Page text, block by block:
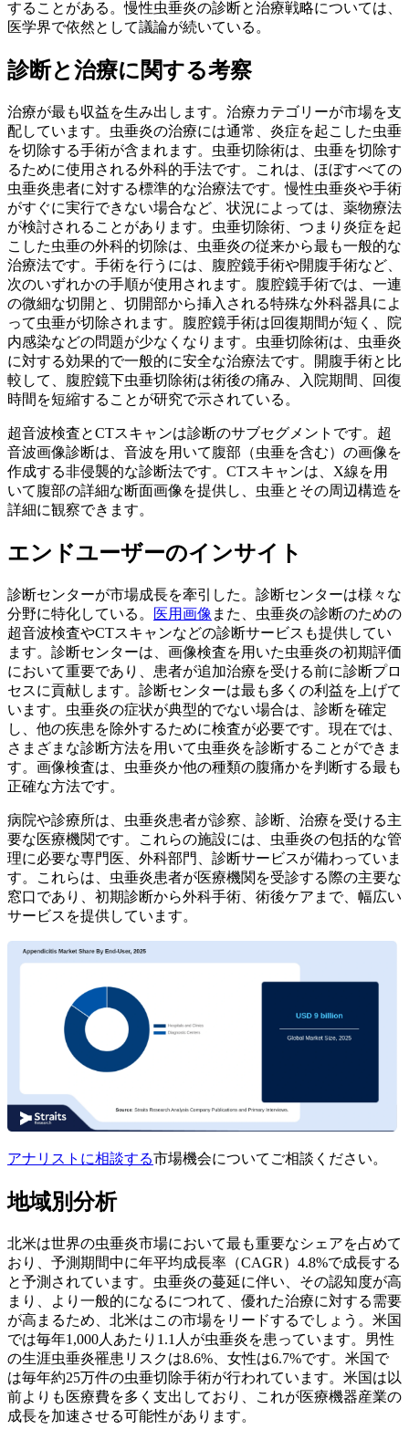
することがある。慢性虫垂炎の診断と治療戦略については、
医学界で依然として議論が続いている。
診断と治療に関する考察
治療が最も収益を生み出します。治療カテゴリーが市場を支
配しています。虫垂炎の治療には通常、炎症を起こした虫垂
を切除する手術が含まれます。虫垂切除術は、虫垂を切除す
るために使用される外科的手法です。これは、ほぼすべての
虫垂炎患者に対する標準的な治療法です。慢性虫垂炎や手術
がすぐに実行できない場合など、状況によっては、薬物療法
が検討されることがあります。虫垂切除術、つまり炎症を起
こした虫垂の外科的切除は、虫垂炎の従来から最も一般的な
治療法です。手術を行うには、腹腔鏡手術や開腹手術など、
次のいずれかの手順が使用されます。腹腔鏡手術では、一連
の微細な切開と、切開部から挿入される特殊な外科器具によ
って虫垂が切除されます。腹腔鏡手術は回復期間が短く、院
内感染などの問題が少なくなります。虫垂切除術は、虫垂炎
に対する効果的で一般的に安全な治療法です。開腹手術と比
較して、腹腔鏡下虫垂切除術は術後の痛み、入院期間、回復
時間を短縮することが研究で示されている。
超音波検査とCTスキャンは診断のサブセグメントです。超
音波画像診断は、音波を用いて腹部（虫垂を含む）の画像を
作成する非侵襲的な診断法です。CTスキャンは、X線を用
いて腹部の詳細な断面画像を提供し、虫垂とその周辺構造を
詳細に観察できます。
エンドユーザーのインサイト
診断センターが市場成長を牽引した。診断センターは様々な
分野に特化している。
医用画像 また、虫垂炎の診断のための
超音波検査やCTスキャンなどの診断サービスも提供してい
ます。診断センターは、画像検査を用いた虫垂炎の初期評価
において重要であり、患者が追加治療を受ける前に診断プロ
セスに貢献します。診断センターは最も多くの利益を上げて
います。虫垂炎の症状が典型的でない場合は、診断を確定
し、他の疾患を除外するために検査が必要です。現在では、
さまざまな診断方法を用いて虫垂炎を診断することができま
す。画像検査は、虫垂炎か他の種類の腹痛かを判断する最も
正確な方法です。
病院や診療所は、虫垂炎患者が診察、診断、治療を受ける主
要な医療機関です。これらの施設には、虫垂炎の包括的な管
理に必要な専門医、外科部門、診断サービスが備わっていま
す。これらは、虫垂炎患者が医療機関を受診する際の主要な
窓口であり、初期診断から外科手術、術後ケアまで、幅広い
サービスを提供しています。
アナリストに相談する市場機会についてご相談ください。
地域別分析
北米は世界の虫垂炎市場において最も重要なシェアを占めて
おり、予測期間中に年平均成長率（CAGR）4.8%で成長する
と予測されています。虫垂炎の蔓延に伴い、その認知度が高
まり、より一般的になるにつれて、優れた治療に対する需要
が高まるため、北米はこの市場をリードするでしょう。米国
では毎年1,000人あたり1.1人が虫垂炎を患っています。男性
の生涯虫垂炎罹患リスクは8.6%、女性は6.7%です。米国で
は毎年約25万件の虫垂切除手術が行われています。米国は以
前よりも医療費を多く支出しており、これが医療機器産業の
成長を加速させる可能性があります。